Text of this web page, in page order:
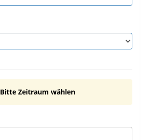
Bitte Zeitraum wählen